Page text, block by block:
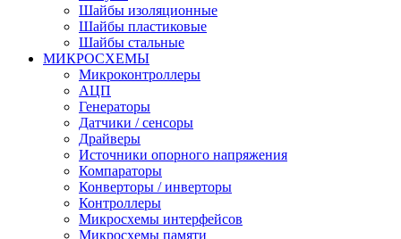
Шайбы изоляционные
Шайбы пластиковые
Шайбы стальные
МИКРОСХЕМЫ
Микроконтроллеры
АЦП
Генераторы
Датчики / сенсоры
Драйверы
Источники опорного напряжения
Компараторы
Конверторы / инверторы
Контроллеры
Микросхемы интерфейсов
Микросхемы памяти